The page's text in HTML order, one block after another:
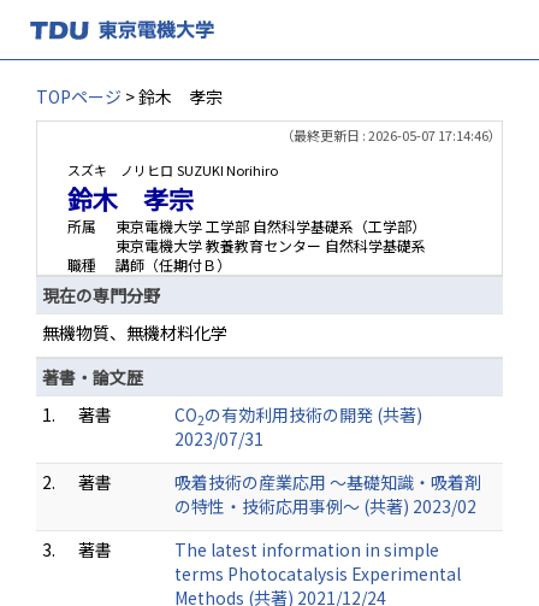
TOPページ > 鈴木 孝宗
（最終更新日 : 2026-05-07 17:14:46）
スズキ ノリヒロ SUZUKI Norihiro
鈴木 孝宗
所属
東京電機大学 工学部 自然科学基礎系（工学部）
東京電機大学 教養教育センター 自然科学基礎系
職種
講師（任期付Ｂ）
現在の専門分野
無機物質、無機材料化学
著書・論文歴
1.
著書 CO2の有効利用技術の開発 (共著)
2023/07/31
2.
著書
吸着技術の産業応用 ～基礎知識・吸着剤
の特性・技術応用事例～ (共著) 2023/02
3.
著書
The latest information in simple
terms Photocatalysis Experimental
Methods (共著) 2021/12/24